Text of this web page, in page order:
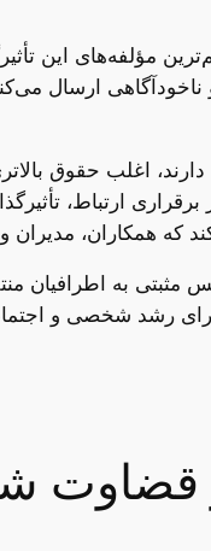
مؤلفه‌های این
ارسال
اغلب حقوق
ارتباط،
که همکاران، مدیران
مثبتی به اطرافیان
رشد شخصی و
بر